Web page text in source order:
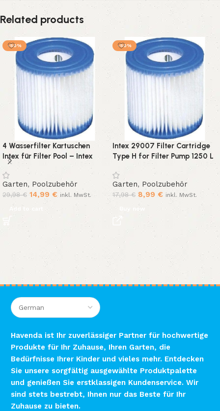
Related products
-50%
4 Wasserfilter Kartuschen
Intex für Filter Pool – Intex
Typ H
Garten, Poolzubehör
29,98€ 14,99 € inkl. MwSt.
Add to cart
-50%
Intex 29007 Filter Cartridge
Type H for Filter Pump 1250 L
Multi-Colour Single filter
Garten, Poolzubehör
17,98€ 8,99€ inkl. MwSt.
Buy now
Havenda ist Ihr zuverlässiger Partner für hochwertige
Produkte für Ihr Zuhause, Ihren Garten, die
Bedürfnisse Ihrer Kinder und vieles mehr. Entdecken
Sie unsere sorgfältig ausgewählte Produktpalette
und genießen Sie erstklassigen Kundenservice. Wir
sind stets bestrebt, Ihnen nur das Beste für Ihr
Zuhause zu bieten.